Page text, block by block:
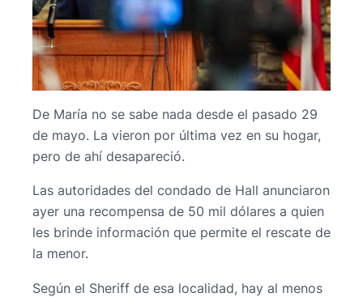
De María no se sabe nada desde el pasado 29
de mayo. La vieron por última vez en su hogar,
pero de ahí desapareció.
Las autoridades del condado de Hall anunciaron
ayer una recompensa de 50 mil dólares a quien
les brinde información que permite el rescate de
la menor.
Según el Sheriff de esa localidad, hay al menos